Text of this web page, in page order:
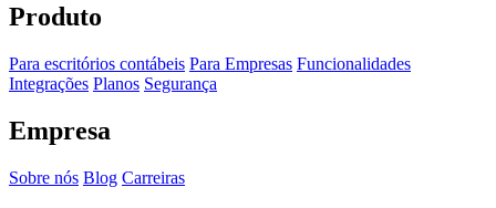
Produto
Para escritórios contábeis Para Empresas Funcionalidades
Integrações Planos Segurança
Empresa
Sobre nós Blog Carreiras